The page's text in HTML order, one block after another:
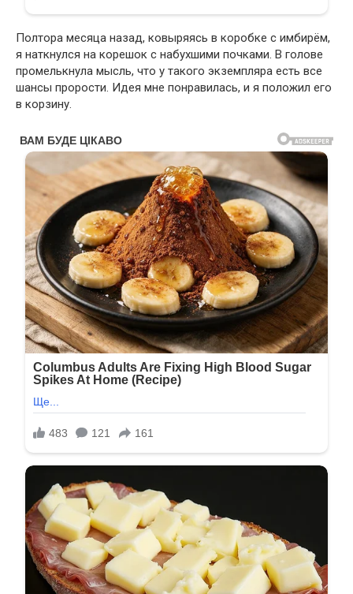
Полтора месяца назад, ковыряясь в коробке с имбирём,
я наткнулся на корешок с набухшими почками. В голове
промелькнула мысль, что у такого экземпляра есть все
шансы прорости. Идея мне понравилась, и я положил его
в корзину.